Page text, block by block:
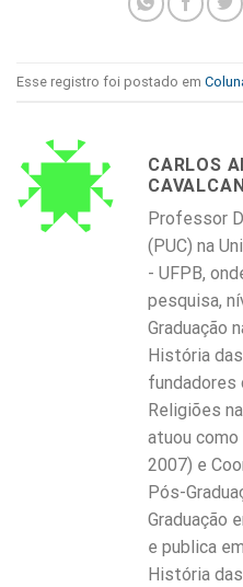
Esse registro foi postado em
CARLOS
Professor
(PUC) na
- UFPB,
pesquisa,
Graduação
História
fundadores
Religiões
atuou como
2007) e
Pós-
Graduação
e publica
História